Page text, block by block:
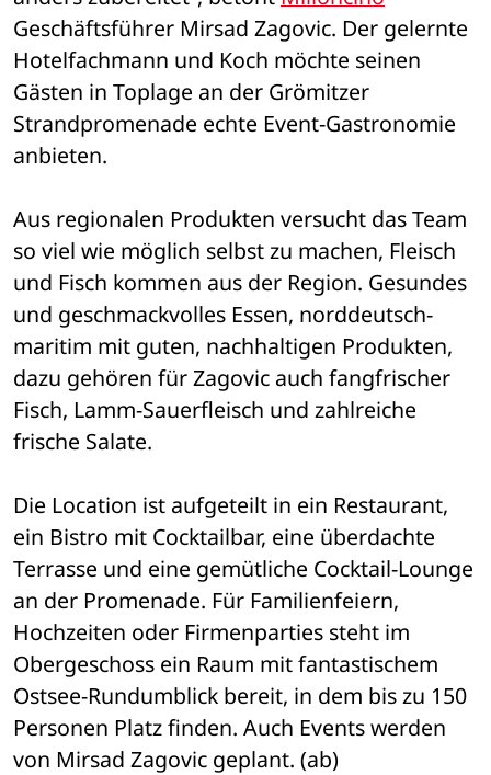
Geschäftsführer Mirsad Zagovic. Der gelernte
Hotelfachmann und Koch möchte seinen
Gästen in Toplage an der Grömitzer
Strandpromenade echte Event-Gastronomie
anbieten.
Aus regionalen Produkten versucht das Team
so viel wie möglich selbst zu machen, Fleisch
und Fisch kommen aus der Region. Gesundes
und geschmackvolles Essen, norddeutsch-
maritim mit guten, nachhaltigen Produkten,
dazu gehören für Zagovic auch fangfrischer
Fisch, Lamm-Sauerfleisch und zahlreiche
frische Salate.
Die Location ist aufgeteilt in ein Restaurant,
ein Bistro mit Cocktailbar, eine überdachte
Terrasse und eine gemütliche Cocktail-Lounge
an der Promenade. Für Familienfeiern,
Hochzeiten oder Firmenparties steht im
Obergeschoss ein Raum mit fantastischem
Ostsee-Rundumblick bereit, in dem bis zu 150
Personen Platz finden. Auch Events werden
von Mirsad Zagovic geplant. (ab)